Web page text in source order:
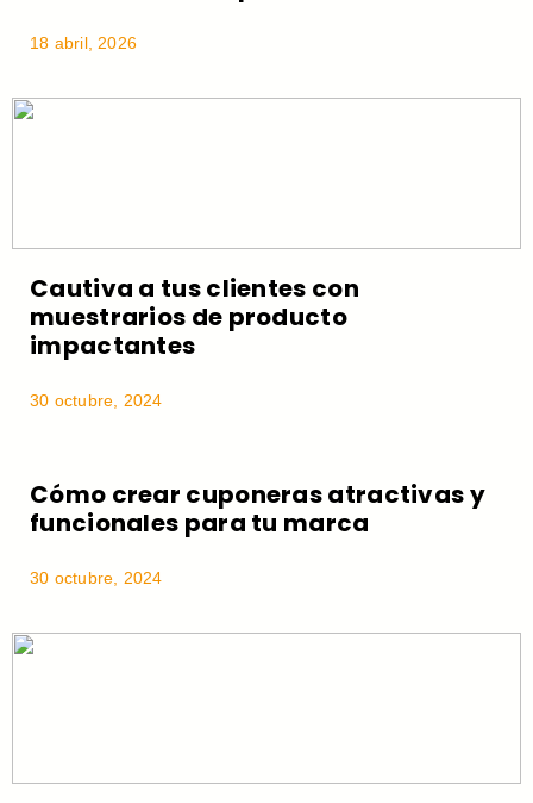
18 abril, 2026
Cautiva a tus clientes con
muestrarios de producto
impactantes
30 octubre, 2024
Cómo crear cuponeras atractivas y
funcionales para tu marca
30 octubre, 2024